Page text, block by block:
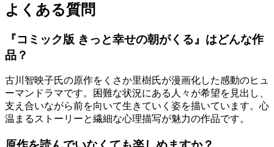
よくある質問
『コミック版 きっと幸せの朝がくる』はどんな作
品？
古川智映子氏の原作をくさか里樹氏が漫画化した感動のヒュ
ーマンドラマです。困難な状況にある人々が希望を見出し、
支え合いながら前を向いて生きていく姿を描いています。心
温まるストーリーと繊細な心理描写が魅力の作品です。